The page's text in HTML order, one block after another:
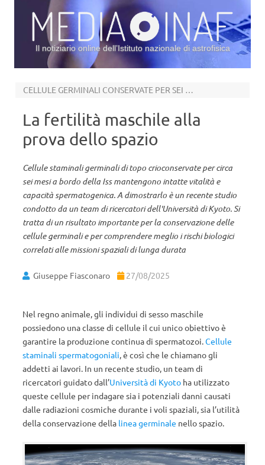
Il notiziario online dell’Istituto nazionale di astrofisica
CELLULE GERMINALI CONSERVATE PER SEI MESI SULLA ISS
La fertilità maschile alla
prova dello spazio
Cellule staminali germinali di topo crioconservate per circa
sei mesi a bordo della Iss mantengono intatte vitalità e
capacità spermatogenica. A dimostrarlo è un recente studio
condotto da un team di ricercatori dell'Università di Kyoto. Si
tratta di un risultato importante per la conservazione delle
cellule germinali e per comprendere meglio i rischi biologici
correlati alle missioni spaziali di lunga durata
Giuseppe Fiasconaro 27/08/2025
Nel regno animale, gli individui di sesso maschile
possiedono una classe di cellule il cui unico obiettivo è
garantire la produzione continua di spermatozoi.Cellule
staminali spermatogoniali, è così che le chiamano gli
addetti ai lavori. In un recente studio, un team di
ricercatori guidato dall’Università di Kyoto ha utilizzato
queste cellule per indagare sia i potenziali danni causati
dalle radiazioni cosmiche durante i voli spaziali, sia l’utilità
della conservazione della linea germinale nello spazio.